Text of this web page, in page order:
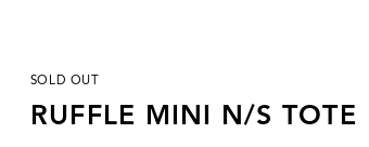
SOLD OUT
RUFFLE MINI N/S TOTE